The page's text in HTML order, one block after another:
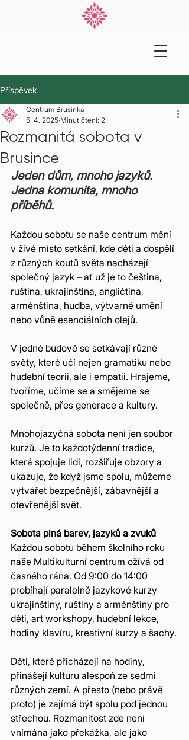
Příspěvek
Rozmanitá sobota v
Brusince
Centrum Brusinka
5. 4. 2025 Minut čtení: 2
Jeden dům, mnoho jazyků.
Jedna komunita, mnoho
příběhů.
Každou sobotu se naše centrum mění
v živé místo setkání, kde děti a dospělí
z různých koutů světa nacházejí
společný jazyk – ať už je to čeština,
ruština, ukrajinština, angličtina,
arménština, hudba, výtvarné umění
nebo vůně esenciálních olejů.
V jedné budově se setkávají různé
světy, které učí nejen gramatiku nebo
hudební teorii, ale i empatii. Hrajeme,
tvoříme, učíme se a smějeme se
společně, přes generace a kultury.
Mnohojazyčná sobota není jen soubor
kurzů. Je to každotýdenní tradice,
která spojuje lidi, rozšiřuje obzory a
ukazuje, že když jsme spolu, můžeme
vytvářet bezpečnější, zábavnější a
otevřenější svět.
Sobota plná barev, jazyků a zvuků
Každou sobotu během školního roku
naše Multikulturní centrum ožívá od
časného rána. Od 9:00 do 14:00
probíhají paralelně jazykové kurzy
ukrajinštiny, ruštiny a arménštiny pro
děti, art workshopy, hudební lekce,
hodiny klavíru, kreativní kurzy a šachy.
Děti, které přicházejí na hodiny,
přinášejí kulturu alespoň ze sedmi
různých zemí. A přesto (nebo právě
proto) je zajímá být spolu pod jednou
střechou. Rozmanitost zde není
vnímána jako překážka, ale jako